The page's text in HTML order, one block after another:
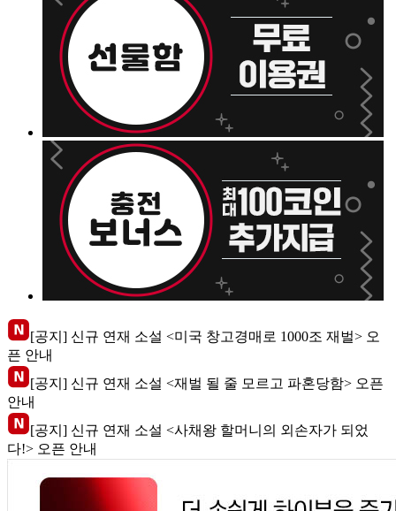
[공지] 신규 연재 소설 <미국 창고경매로 1000조 재벌> 오
픈 안내
[공지] 신규 연재 소설 <재벌 될 줄 모르고 파혼당함> 오픈
안내
[공지] 신규 연재 소설 <사채왕 할머니의 외손자가 되었
다!> 오픈 안내